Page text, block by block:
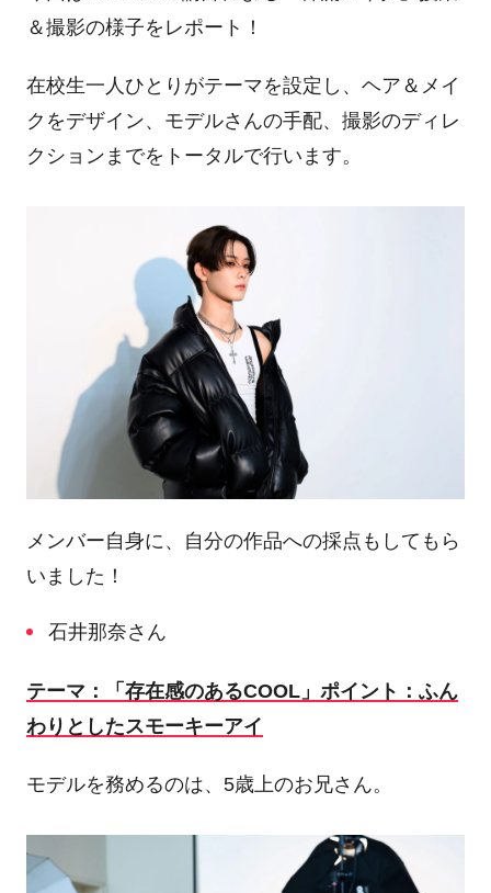
＆撮影の様子をレポート！
在校生一人ひとりがテーマを設定し、ヘア＆メイ
クをデザイン、モデルさんの手配、撮影のディレ
クションまでをトータルで行います。
メンバー自身に、自分の作品への採点もしてもら
いました！
石井那奈さん
テーマ：「存在感のあるCOOL」ポイント：ふん
わりとしたスモーキーアイ
モデルを務めるのは、 5歳上のお兄さん。